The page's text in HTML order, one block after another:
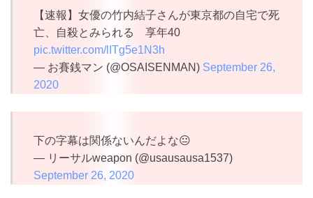
【速報】女優の竹内結子さんが東京都の自宅で死
亡、自殺とみられる 享年40
pic.twitter.com/lITg5e1N3h
— お賽銭マン (@OSAISENMAN) September 26,
2020
下の字幕は関係ないんだよな😐
— リーサルweapon (@usausausa1537)
September 26, 2020